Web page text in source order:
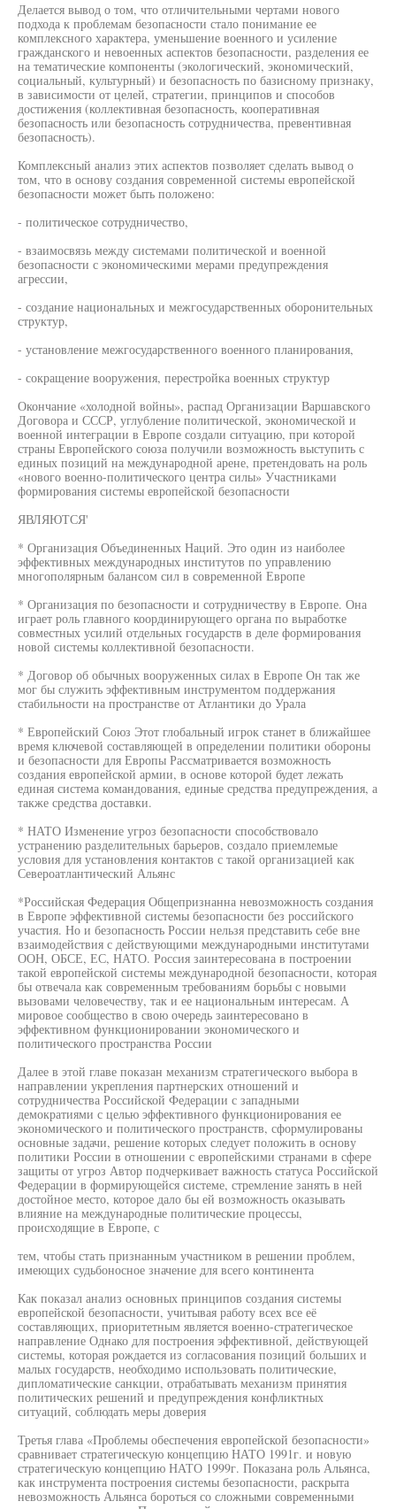
Делается вывод о том, что отличительными чертами нового
подхода к проблемам безопасности стало понимание ее
комплексного характера, уменьшение военного и усиление
гражданского и невоенных аспектов безопасности, разделения ее
на тематические компоненты (экологический, экономический,
социальный, культурный) и безопасность по базисному признаку,
в зависимости от целей, стратегии, принципов и способов
достижения (коллективная безопасность, кооперативная
безопасность или безопасность сотрудничества, превентивная
безопасность).
Комплексный анализ этих аспектов позволяет сделать вывод о
том, что в основу создания современной системы европейской
безопасности может быть положено:
- политическое сотрудничество,
- взаимосвязь между системами политической и военной
безопасности с экономическими мерами предупреждения
агрессии,
- создание национальных и межгосударственных оборонительных
структур,
- установление межгосударственного военного планирования,
- сокращение вооружения, перестройка военных структур
Окончание «холодной войны», распад Организации Варшавского
Договора и СССР, углубление политической, экономической и
военной интеграции в Европе создали ситуацию, при которой
страны Европейского союза получили возможность выступить с
единых позиций на международной арене, претендовать на роль
«нового военно-политического центра силы» Участниками
формирования системы европейской безопасности
ЯВЛЯЮТСЯ'
* Организация Объединенных Наций. Это один из наиболее
эффективных международных институтов по управлению
многополярным балансом сил в современной Европе
* Организация по безопасности и сотрудничеству в Европе. Она
играет роль главного координирующего органа по выработке
совместных усилий отдельных государств в деле формирования
новой системы коллективной безопасности.
* Договор об обычных вооруженных силах в Европе Он так же
мог бы служить эффективным инструментом поддержания
стабильности на пространстве от Атлантики до Урала
* Европейский Союз Этот глобальный игрок станет в ближайшее
время ключевой составляющей в определении политики обороны
и безопасности для Европы Рассматривается возможность
создания европейской армии, в основе которой будет лежать
единая система командования, единые средства предупреждения, а
также средства доставки.
* НАТО Изменение угроз безопасности способствовало
устранению разделительных барьеров, создало приемлемые
условия для установления контактов с такой организацией как
Североатлантический Альянс
*Российская Федерация Общепризнанна невозможность создания
в Европе эффективной системы безопасности без российского
участия. Но и безопасность России нельзя представить себе вне
взаимодействия с действующими международными институтами
ООН, ОБСЕ, ЕС, НАТО. Россия заинтересована в построении
такой европейской системы международной безопасности, которая
бы отвечала как современным требованиям борьбы с новыми
вызовами человечеству, так и ее национальным интересам. А
мировое сообщество в свою очередь заинтересовано в
эффективном функционировании экономического и
политического пространства России
Далее в этой главе показан механизм стратегического выбора в
направлении укрепления партнерских отношений и
сотрудничества Российской Федерации с западными
демократиями с целью эффективного функционирования ее
экономического и политического пространств, сформулированы
основные задачи, решение которых следует положить в основу
политики России в отношении с европейскими странами в сфере
защиты от угроз Автор подчеркивает важность статуса Российской
Федерации в формирующейся системе, стремление занять в ней
достойное место, которое дало бы ей возможность оказывать
влияние на международные политические процессы,
происходящие в Европе, с
тем, чтобы стать признанным участником в решении проблем,
имеющих судьбоносное значение для всего континента
Как показал анализ основных принципов создания системы
европейской безопасности, учитывая работу всех все её
составляющих, приоритетным является военно-стратегическое
направление Однако для построения эффективной, действующей
системы, которая рождается из согласования позиций больших и
малых государств, необходимо использовать политические,
дипломатические санкции, отрабатывать механизм принятия
политических решений и предупреждения конфликтных
ситуаций, соблюдать меры доверия
Третья глава «Проблемы обеспечения европейской безопасности»
сравнивает стратегическую концепцию НАТО 1991г. и новую
стратегическую концепцию НАТО 1999г. Показана роль Альянса,
как инструмента построения системы безопасности, раскрыта
невозможность Альянса бороться со сложными современными